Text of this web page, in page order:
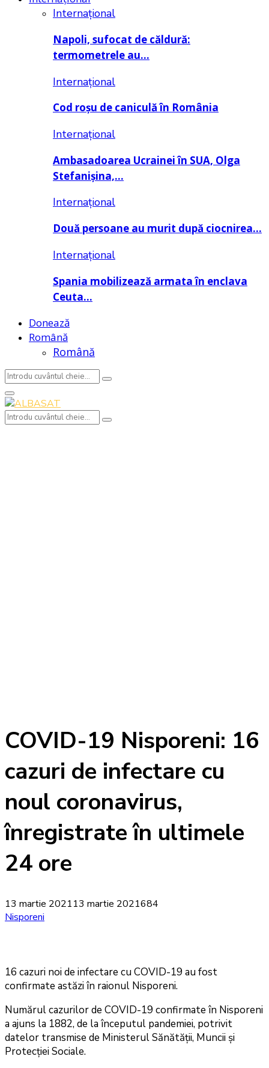
Internațional
Napoli, sufocat de căldură:
termometrele au…
Internațional
Cod roșu de caniculă în România
Internațional
Ambasadoarea Ucrainei în SUA, Olga
Stefanișina,…
Internațional
Două persoane au murit după ciocnirea…
Internațional
Spania mobilizează armata în enclava
Ceuta…
Donează
Română
Română
Search
for:
Search
Primary
Menu
Search
Search
COVID-19 Nisporeni: 16
cazuri de infectare cu
noul coronavirus,
înregistrate în ultimele
24 ore
13 martie 202113 martie 2021684
Nisporeni
16 cazuri noi de infectare cu COVID-19 au fost
confirmate astăzi în raionul Nisporeni.
Numărul cazurilor de COVID-19 confirmate în Nisporeni
a ajuns la 1882, de la începutul pandemiei, potrivit
datelor transmise de Ministerul Sănătății, Muncii și
Protecției Sociale.